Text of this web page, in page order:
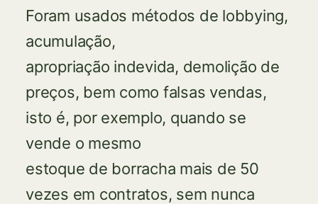
Foram usados métodos de lobbying,
acumulação,
apropriação indevida, demolição de
preços, bem como falsas vendas,
isto é, por exemplo, quando se
vende o mesmo
estoque de borracha mais de 50
vezes em contratos, sem nunca